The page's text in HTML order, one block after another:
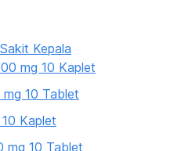
Kepala
mg 10 Kaplet
10 Tablet
Kaplet
mg 10 Tablet